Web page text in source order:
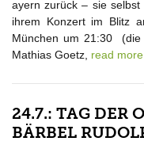
ayern zurück – sie
ihrem Konzert im Blitz
München um 21:30 (die
Mathias Goetz, read
24.7.: TAG DER
BÄRBEL